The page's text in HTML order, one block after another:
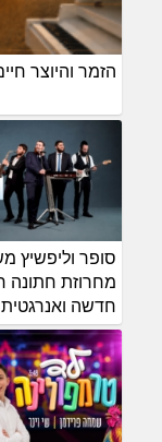
הזמר והיוצר
סופר וליפשיץ
מחרוזת חתונה
חדשה ואנרגטית